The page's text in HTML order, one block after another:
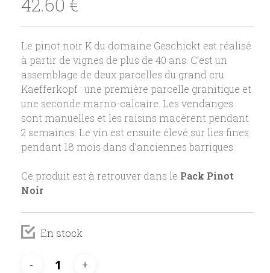
Le pinot noir K du domaine Geschickt est réalisé
à partir de vignes de plus de 40 ans. C’est un
assemblage de deux parcelles du grand cru
Kaefferkopf : une première parcelle granitique et
une seconde marno-calcaire. Les vendanges
sont manuelles et les raisins macèrent pendant
2 semaines. Le vin est ensuite élevé sur lies fines
pendant 18 mois dans d’anciennes barriques.
Ce produit est à retrouver dans le Pack Pinot
Noir
En stock